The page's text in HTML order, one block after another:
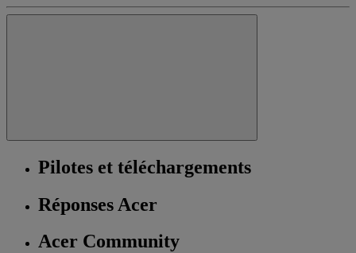
Pilotes et téléchargements
Réponses Acer
Acer Community